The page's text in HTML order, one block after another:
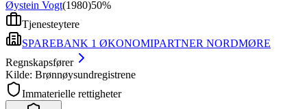
Øystein Vogt(1980)50%
Tjenesteytere
SPAREBANK 1 ØKONOMIPARTNER NORDMØRE
Regnskapsfører
Kilde: Brønnøysundregistrene
Immaterielle rettigheter